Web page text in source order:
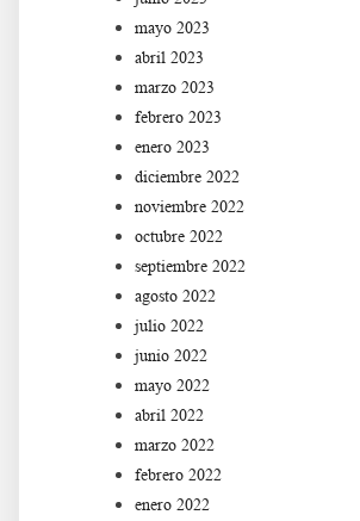
mayo 2023
abril 2023
marzo 2023
febrero 2023
enero 2023
diciembre 2022
noviembre 2022
octubre 2022
septiembre 2022
agosto 2022
julio 2022
junio 2022
mayo 2022
abril 2022
marzo 2022
febrero 2022
enero 2022